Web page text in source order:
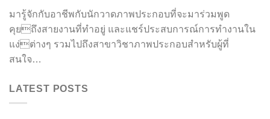
มารู้จักกับอาชีพกับนักวาดภาพประกอบที่จะมาร่วมพูด
คุยถึงสายงานที่ทำอยู่ และแชร์ประสบการณ์การทำงานใน
แง่ต่างๆ รวมไปถึงสาขาวิชาภาพประกอบสำหรับผู้ที่
สนใจ…
LATEST POSTS